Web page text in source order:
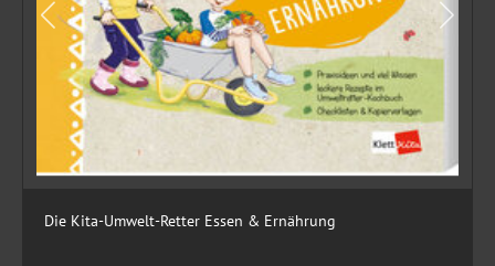
Die Kita-Umwelt-Retter Essen & Ernährung